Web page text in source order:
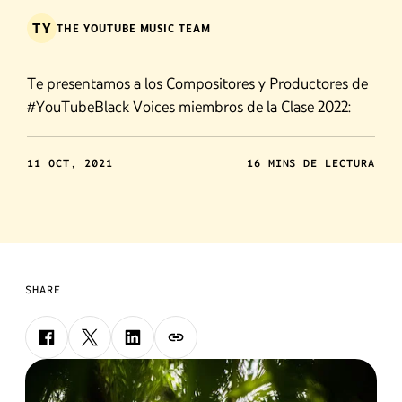
TY THE YOUTUBE MUSIC TEAM
Te presentamos a los Compositores y Productores de
#YouTubeBlack Voices miembros de la Clase 2022:
11 OCT, 2021 16 MINS DE LECTURA
SHARE